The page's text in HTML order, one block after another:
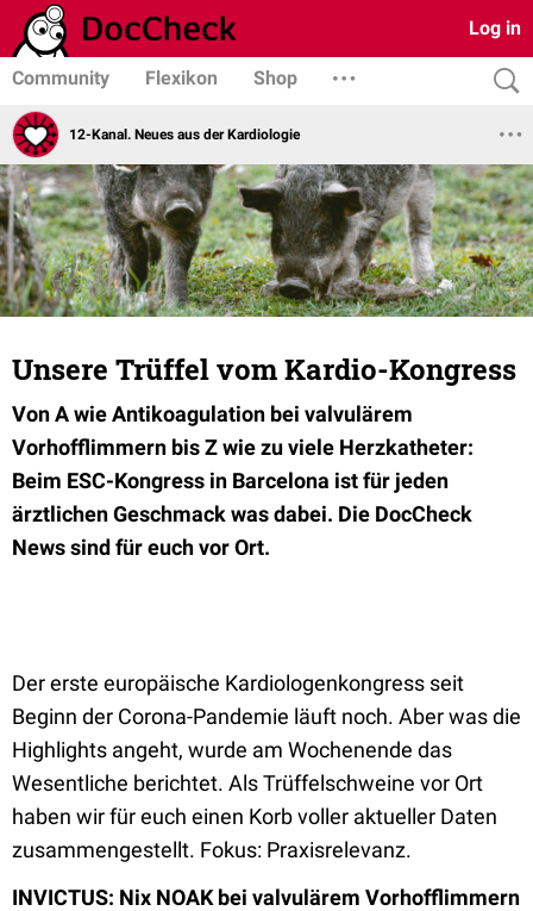
Log in
Community Flexikon Shop
12-Kanal. Neues aus der Kardiologie
Unsere Trüffel vom Kardio-Kongress
Von A wie Antikoagulation bei valvulärem
Vorhofflimmern bis Z wie zu viele Herzkatheter:
Beim ESC-Kongress in Barcelona ist für jeden
ärztlichen Geschmack was dabei. Die DocCheck
News sind für euch vor Ort.
Der erste europäische Kardiologenkongress seit
Beginn der Corona-Pandemie läuft noch. Aber was die
Highlights angeht, wurde am Wochenende das
Wesentliche berichtet. Als Trüffelschweine vor Ort
haben wir für euch einen Korb voller aktueller Daten
zusammengestellt. Fokus: Praxisrelevanz.
INVICTUS: Nix NOAK bei valvulärem Vorhofflimmern